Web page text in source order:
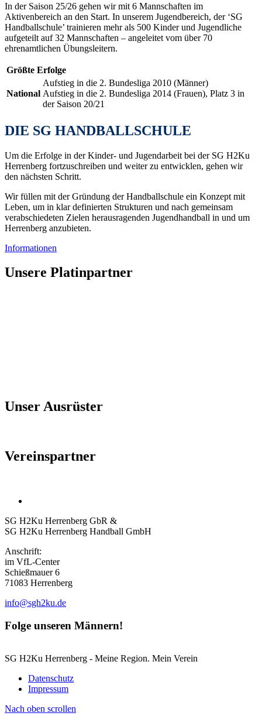
In der Saison 25/26 gehen wir mit 6 Mannschaften im
Aktivenbereich an den Start. In unserem Jugendbereich, der ‘SG
Handballschule’ trainieren mehr als 500 Kinder und Jugendliche
aufgeteilt auf 32 Mannschaften – angeleitet vom über 70
ehrenamtlichen Übungsleitern.
Größte Erfolge
National
Aufstieg in die 2. Bundesliga 2010 (Männer)
Aufstieg in die 2. Bundesliga 2014 (Frauen), Platz 3 in
der Saison 20/21
DIE SG HANDBALLSCHULE
Um die Erfolge in der Kinder- und Jugendarbeit bei der SG H2Ku
Herrenberg fortzuschreiben und weiter zu entwicklen, gehen wir
den nächsten Schritt.
Wir füllen mit der Gründung der Handballschule ein Konzept mit
Leben, um in klar definierten Strukturen und nach gemeinsam
verabschiedeten Zielen herausragenden Jugendhandball in und um
Herrenberg anzubieten.
Informationen
Unsere Platinpartner
Unser Ausrüster
Vereinspartner
SG H2Ku Herrenberg GbR &
SG H2Ku Herrenberg Handball GmbH
Anschrift:
im VfL-Center
Schießmauer 6
71083 Herrenberg
info@sgh2ku.de
Folge unseren Männern!
SG H2Ku Herrenberg - Meine Region. Mein Verein
Datenschutz
Impressum
Nach oben scrollen